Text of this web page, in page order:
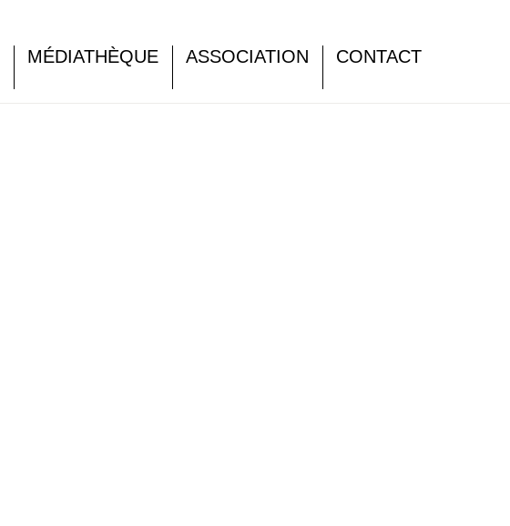
MÉDIATHÈQUE ASSOCIATION CONTACT